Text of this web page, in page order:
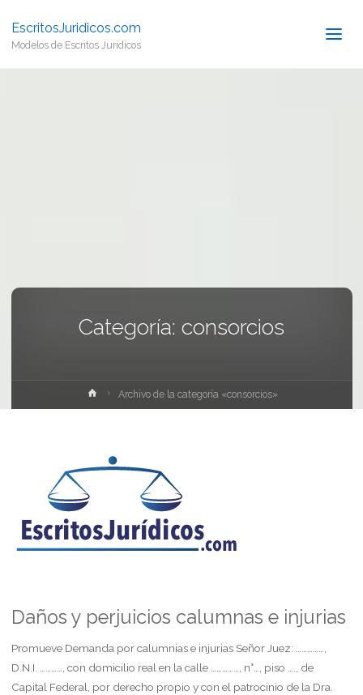
EscritosJuridicos.com
Modelos de Escritos Jurídicos
Categoría: consorcios
InicioArchivo de la categoría «consorcios»
Daños y perjuicios calumnas e injurias
Promueve Demanda por calumnias e injurias Señor Juez: ……………,
D.N.I. …………, con domicilio real en la calle ……………, n°…, piso …., de
Capital Federal, por derecho propio y con el patrocinio de la Dra.